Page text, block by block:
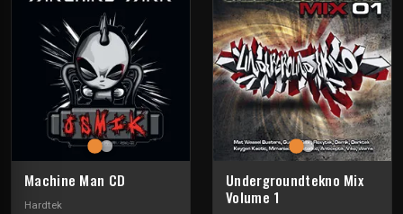
Machine Man CD
Hardtek
Undergroundtekno Mix
Volume 1